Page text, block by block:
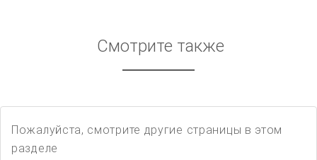
Смотрите также
Пожалуйста, смотрите другие страницы в этом
разделе